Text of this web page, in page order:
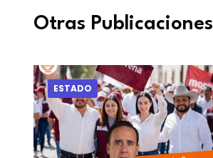
Otras Publicaciones
ESTADO